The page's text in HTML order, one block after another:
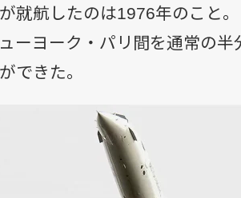
就航したのは1976年のこと
ーヨーク・パリ間を通常の
できた。